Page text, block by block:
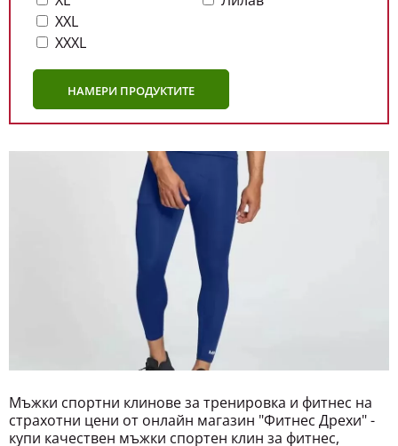
XXL
XXXL
НАМЕРИ ПРОДУКТИТЕ
Мъжки спортни клинове за тренировка и фитнес на
страхотни цени от онлайн магазин "Фитнес Дрехи" -
купи качествен мъжки спортен клин за фитнес,